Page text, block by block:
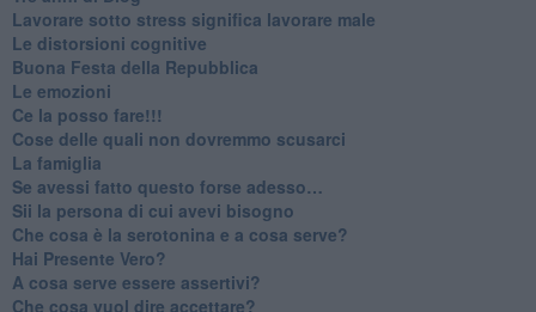
​Lavorare sotto stress significa lavorare male
​Le distorsioni cognitive
​Buona Festa della Repubblica
Le emozioni
​Ce la posso fare!!!
​Cose delle quali non dovremmo scusarci
​La famiglia
​Se avessi fatto questo forse adesso…
​Sii la persona di cui avevi bisogno
Che cosa è la serotonina e a cosa serve?
​Hai Presente Vero?
A cosa serve essere assertivi?
​Che cosa vuol dire accettare?